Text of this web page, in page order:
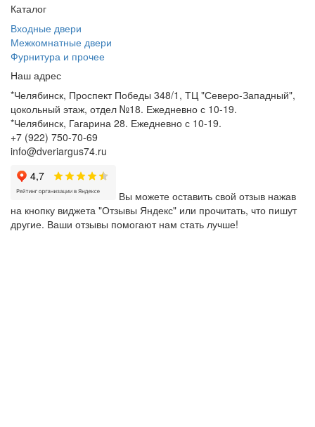
Каталог
Входные двери
Межкомнатные двери
Фурнитура и прочее
Наш адрес
*Челябинск, Проспект Победы 348/1, ТЦ "Северо-Западный",
цокольный этаж, отдел №18. Ежедневно с 10-19.
*Челябинск, Гагарина 28. Ежедневно с 10-19.
+7 (922) 750-70-69
info@dveriargus74.ru
Вы можете оставить свой отзыв нажав
на кнопку виджета "Отзывы Яндекс" или прочитать, что пишут
другие. Ваши отзывы помогают нам стать лучше!